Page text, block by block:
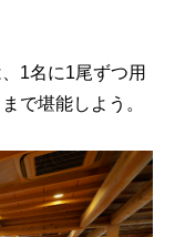
1名に1尾ずつ用
で堪能しよう。